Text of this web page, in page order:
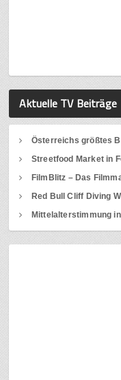
Aktuelle TV Beiträge
Österreichs größtes
Streetfood Market in
FilmBlitz – Das
Red Bull Cliff Diving
Mittelalterstimmung